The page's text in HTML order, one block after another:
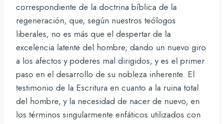
correspondiente de la doctrina bíblica de la
regeneración, que, según nuestros teólogos
liberales, no es más que el despertar de la
excelencia latente del hombre, dando un nuevo giro
a los afectos y poderes mal dirigidos, y es el primer
paso en el desarrollo de su nobleza inherente. El
testimonio de la Escritura en cuanto a la ruina total
del hombre, y la necesidad de nacer de nuevo, en
los términos singularmente enfáticos utilizados con